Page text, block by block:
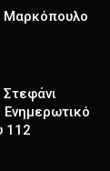
Μαρκόπουλο
Ενημερωτικό
112